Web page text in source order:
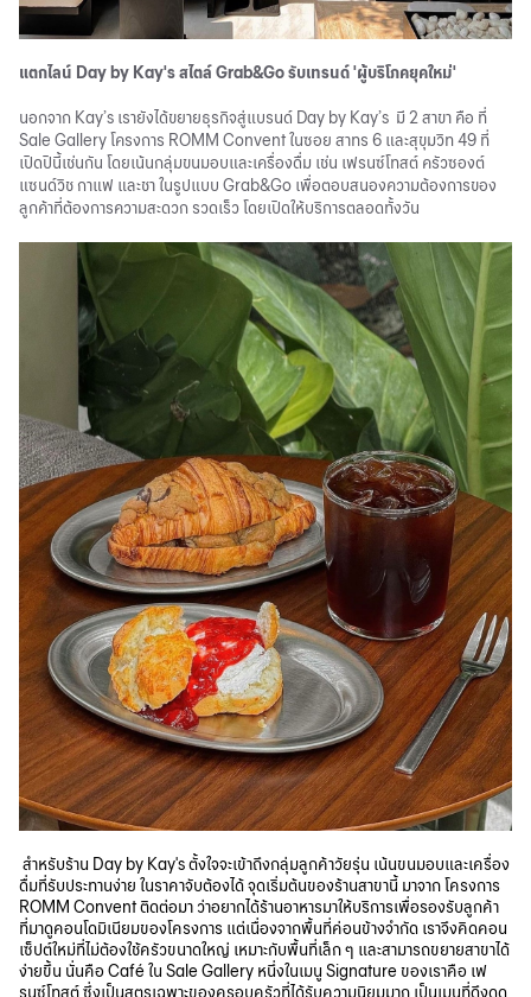
แตกไลน์ Day by Kay's สไตล์ Grab&Go รับเทรนด์ 'ผู้บริโภคยุคใหม่'
นอกจาก Kay’s เรายังได้ขยายธุรกิจสู่แบรนด์ Day by Kay’s มี 2 สาขา คือ ที่
Sale Gallery โครงการ ROMM Convent ในซอย สาทร 6 และสุขุมวิท 49 ที่
เปิดปีนี้เช่นกัน โดยเน้นกลุ่มขนมอบและเครื่องดื่ม เช่น เฟรนซ์โทสต์ ครัวซองต์
แซนด์วิช กาแฟ และชา ในรูปแบบ Grab&Go เพื่อตอบสนองความต้องการของ
ลูกค้าที่ต้องการความสะดวก รวดเร็ว โดยเปิดให้บริการตลอดทั้งวัน
สำหรับร้าน Day by Kay's ตั้งใจจะเข้าถึงกลุ่มลูกค้าวัยรุ่น เน้นขนมอบและเครื่อง
ดื่มที่รับประทานง่าย ในราคาจับต้องได้ จุดเริ่มต้นของร้านสาขานี้ มาจาก โครงการ
ROMM Convent ติดต่อมา ว่าอยากได้ร้านอาหารมาให้บริการเพื่อรองรับลูกค้า
ที่มาดูคอนโดมิเนียมของโครงการ แต่เนื่องจากพื้นที่ค่อนข้างจำกัด เราจึงคิดคอน
เซ็ปต์ใหม่ที่ไม่ต้องใช้ครัวขนาดใหญ่ เหมาะกับพื้นที่เล็ก ๆ และสามารถขยายสาขาได้
ง่ายขึ้น นั่นคือ Café ใน Sale Gallery หนึ่งในเมนู Signature ของเราคือ เฟ
รนซ์โทสต์ ซึ่งเป็นสูตรเฉพาะของครอบครัวที่ได้รับความนิยมมาก เป็นเมนูที่ดึงดูด